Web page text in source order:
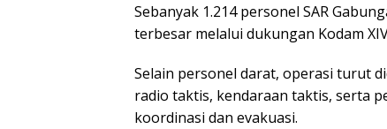
Sebanyak 1.214 personel SAR
terbesar melalui dukungan Kodam
Selain personel darat, operasi turut
radio taktis, kendaraan taktis, serta
koordinasi dan evakuasi.